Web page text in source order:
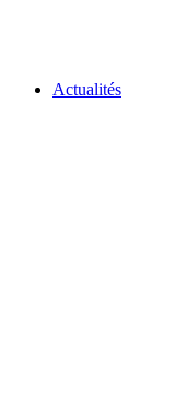
Actualités